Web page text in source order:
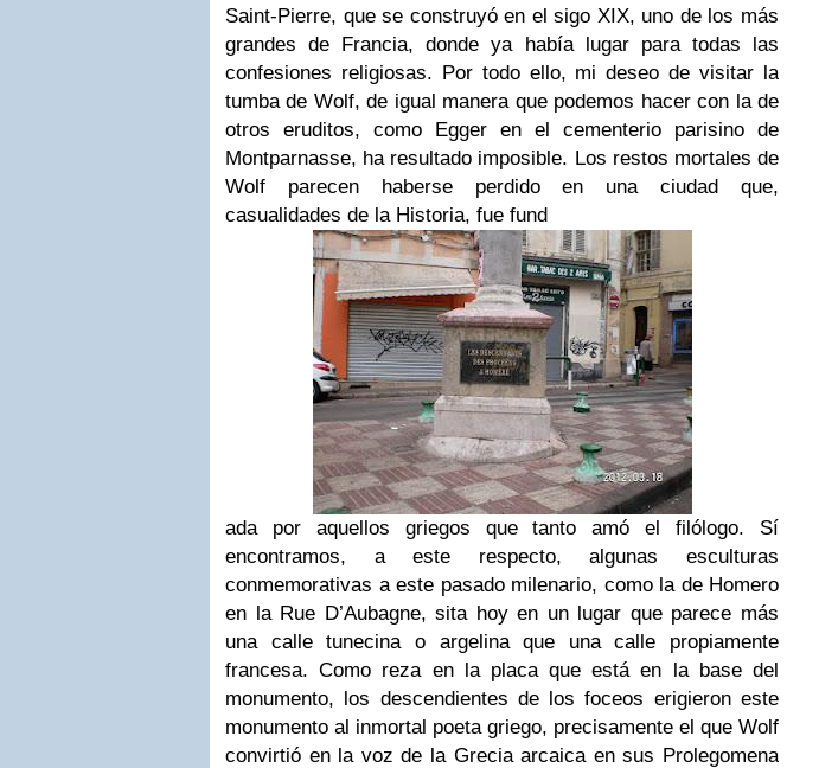
Saint-Pierre, que se construyó en el sigo XIX, uno de los más
grandes de Francia, donde ya había lugar para todas las
confesiones religiosas. Por todo ello, mi deseo de visitar la
tumba de Wolf, de igual manera que podemos hacer con la de
otros eruditos, como Egger en el cementerio parisino de
Montparnasse, ha resultado imposible. Los restos mortales de
Wolf parecen haberse perdido en una ciudad que,
casualidades de la Historia, fue fund
ada por aquellos griegos que tanto amó el filólogo. Sí
encontramos, a este respecto, algunas esculturas
conmemorativas a este pasado milenario, como la de Homero
en la Rue D’Aubagne, sita hoy en un lugar que parece más
una calle tunecina o argelina que una calle propiamente
francesa. Como reza en la placa que está en la base del
monumento, los descendientes de los foceos erigieron este
monumento al inmortal poeta griego, precisamente el que Wolf
convirtió en la voz de la Grecia arcaica en sus Prolegomena